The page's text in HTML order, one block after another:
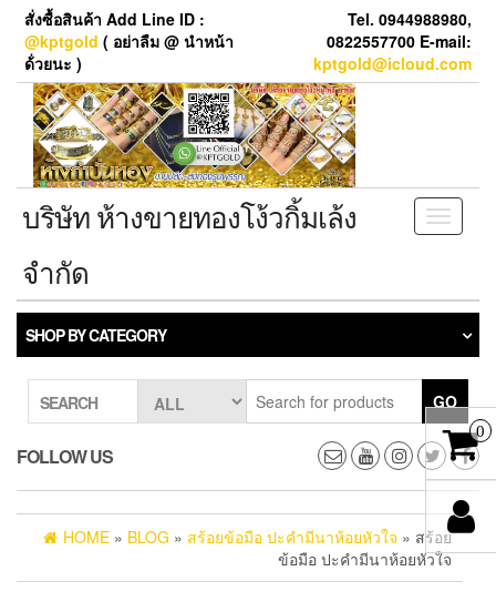
Skip
content
สั่งซื้อสินค้า Add Line ID :
@kptgold ( อย่าลืม @ นำหน้า
ด้่วยนะ )
Tel. 0944988980,
0822557700 E-mail:
kptgold@icloud.com
Toggle
บริษัท ห้างขายทองโง้วกิ้มเล้ง
จำกัด
SHOP BY CATEGORY
SEARCH GO
FOLLOW US
HOME » BLOG » สร้อยข้อมือ ปะคำมีนาห้อยหัวใจ » สร้อย
ข้อมือ ปะคำมีนาห้อยหัวใจ
0